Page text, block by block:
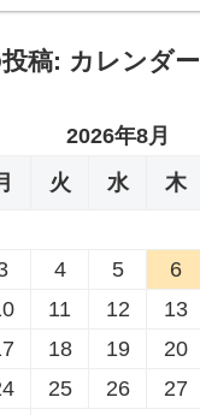
稿: カレンダー
2026年8月
火 水 木
4 5 6
11 12 13
18 19 20
25 26 27